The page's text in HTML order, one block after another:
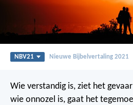
NBV21 Nieuwe Bijbelvertaling 2021
Wie verstandig is, ziet het
wie onnozel is, gaat het